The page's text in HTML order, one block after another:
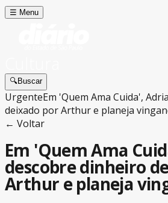
☰ Menu
🔍Buscar
UrgenteEm 'Quem Ama Cuida',
deixado por Arthur e planeja
← Voltar
Em 'Quem Ama
descobre dinheiro
Arthur e planeja